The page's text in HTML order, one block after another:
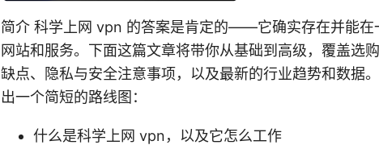
简介 科学上网 vpn 的答案是肯定的——它确实存在并能在
网站和服务。下面这篇文章将带你从基础到高级，覆盖选
缺点、隐私与安全注意事项，以及最新的行业趋势和数据
出一个简短的路线图：
什么是科学上网 vpn，以及它怎么工作